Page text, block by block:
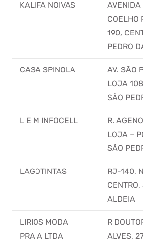
KALIFA NOIVAS
AVENIDA
COELHO
190,
PEDRO
CASA SPINOLA
AV. SÃO
LOJA
SÃO
L E M INFOCELL
R.
LOJA –
SÃO
LAGOTINTAS
RJ-140,
CENTRO,
ALDEIA
LIRIOS MODA
PRAIA LTDA
R
ALVES,